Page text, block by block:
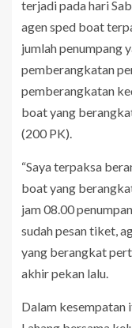
terjadi pada hari
agen sped boat
jumlah penumpang
pemberangkatan
pemberangkatan
boat yang
(200 PK).
“Saya terpaksa
boat yang
jam 08.00
sudah pesan tiket,
yang berangkat
akhir pekan lalu.
Dalam kesempatan